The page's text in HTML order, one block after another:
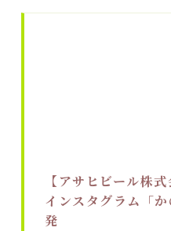
【アサヒビール株
インスタグラム「
発